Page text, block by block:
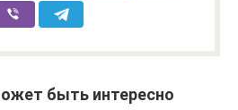
быть интересно